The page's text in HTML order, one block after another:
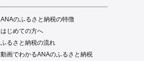
ANAのふるさと納税の特徴
はじめての方へ
ふるさと納税の流れ
動画でわかるANAのふるさと納税